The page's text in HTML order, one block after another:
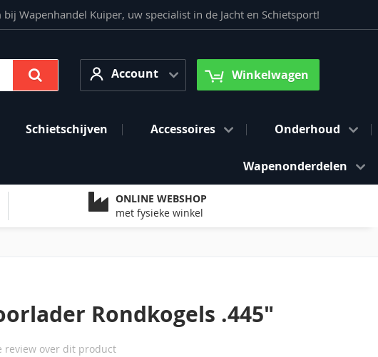
bij Wapenhandel Kuiper, uw specialist in de Jacht en Schietsport!
AccountAccount Winkelwagen
Schietschijven Accessoires Onderhoud
Wapenonderdelen
ONLINE WEBSHOP
met fysieke winkel
Rondkogels .445"
review over dit product